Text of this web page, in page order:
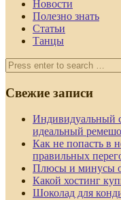
Новости
Полезно знать
Статьи
Танцы
Свежие записи
Индивидуальный
идеальный
Как не попасть в
правильных
Плюсы и минусы
Какой хостинг
Шоколад для